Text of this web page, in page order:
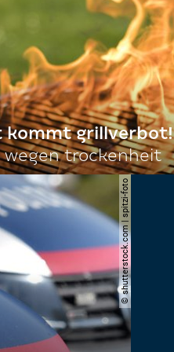
kommt grillverbot!
wegen trockenheit
© shutterstock.com | spitzi-foto